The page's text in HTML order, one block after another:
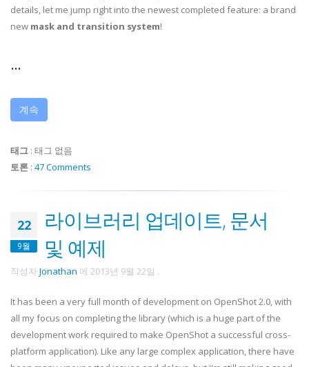
details, let me jump right into the newest completed feature: a brand
new mask and transition system!
...
계속
태그 : 태그 없음
토론 : 47 Comments
22
9월
라이브러리 업데이트, 문서
및 예제
작성자Jonathan 에 2013년 9월 22일 .
It has been a very full month of development on OpenShot 2.0, with
all my focus on completing the library (which is a huge part of the
development work required to make OpenShot a successful cross-
platform application). Like any large complex application, there have